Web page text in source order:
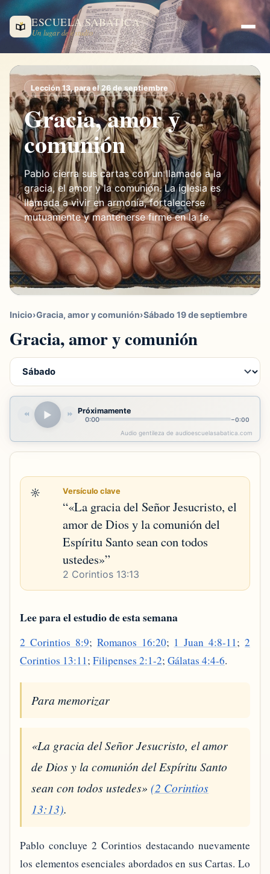
ESCUELA SABÁTICA
Un lugar de estudio
Lección 13, para el 26 de septiembre
Gracia, amor y
comunión
Pablo cierra sus cartas con un llamado a la
gracia, el amor y la comunión. La iglesia es
llamada a vivir en armonía, fortalecerse
mutuamente y mantenerse firme en la fe.
Inicio›Gracia, amor y comunión›Sábado 19 de septiembre
Gracia, amor y comunión
⏪ ▶ ⏩ Próximamente
0:00 −0:00
Audio gentileza de audioescuelasabatica.com
☼ Versículo clave
“«La gracia del Señor Jesucristo, el
amor de Dios y la comunión del
Espíritu Santo sean con todos
ustedes»”
2 Corintios 13:13
Lee para el estudio de esta semana
2 Corintios 8:9; Romanos 16:20; 1 Juan 4:8-11; 2
Corintios 13:11; Filipenses 2:1-2; Gálatas 4:4-6.
Para memorizar
«La gracia del Señor Jesucristo, el amor
de Dios y la comunión del Espíritu Santo
sean con todos ustedes» (2 Corintios
13:13).
Pablo concluye 2 Corintios destacando nuevamente
los elementos esenciales abordados en sus Cartas. Lo